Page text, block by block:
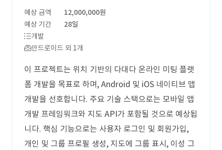
예상 금액
12,000,000원
예상 기간
28일
개발
안드로이드 외 1개
이 프로젝트는 위치 기반의 다대다 온라인 미팅 플랫
폼 개발을 목표로 하며, Android 및 iOS 네이티브 앱
개발을 선호합니다. 주요 기술 스택으로는 모바일 앱
개발 프레임워크와 지도 API가 포함될 것으로 예상됩
니다. 핵심 기능으로는 사용자 로그인 및 회원가입,
개인 및 그룹 프로필 생성, 지도에 그룹 표시, 이성 그